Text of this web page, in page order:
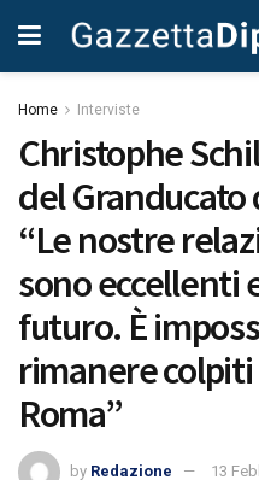
Home Interviste
Christophe
del Granducato
“Le nostre
sono eccellenti
futuro. È
rimanere colpiti
Roma”
by Redazione 13